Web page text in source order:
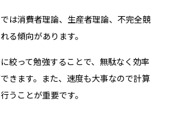
は消費者理論、生産者理論、不完全競
る傾向があります。
絞って勉強することで、無駄なく効率
きます。また、速度も大事なので計算
うことが重要です。